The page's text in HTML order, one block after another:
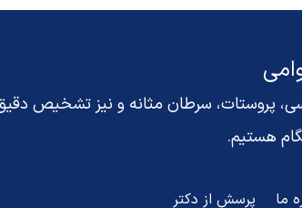
پروستات، سرطان مثانه و نیز تشخیص
هستیم.
ما پرسش از دکتر